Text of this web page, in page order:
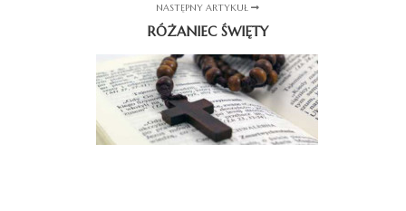
NASTĘPNY ARTYKUŁ
RÓŻANIEC ŚWIĘTY